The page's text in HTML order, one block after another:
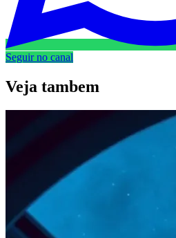
Seguir no canal
Veja tambem